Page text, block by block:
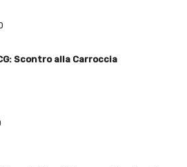
Scontro alla Carroccia